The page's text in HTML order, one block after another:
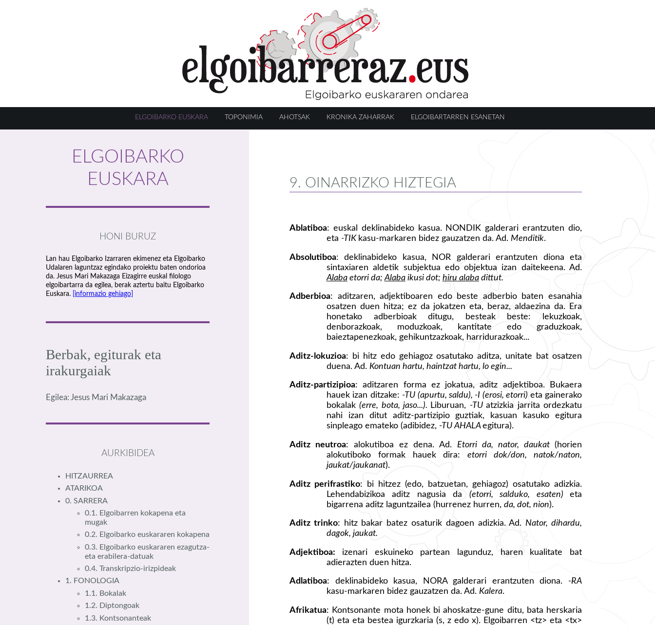
ELGOIBARKO EUSKARA TOPONIMIA AHOTSAK KRONIKA ZAHARRAK ELGOIBARTARREN ESANETAN
ELGOIBARKO
EUSKARA
HONI BURUZ
Lan hau Elgoibarko Izarraren ekimenez eta Elgoibarko
Udalaren laguntzaz egindako proiektu baten ondorioa
da. Jesus Mari Makazaga Eizagirre euskal filologo
elgoibartarra da egilea, berak aztertu baitu Elgoibarko
Euskara. [informazio gehiago]
Berbak, egiturak eta
irakurgaiak
Egilea: Jesus Mari Makazaga
AURKIBIDEA
HITZAURREA
ATARIKOA
0. SARRERA
0.1. Elgoibarren kokapena eta
mugak
0.2. Elgoibarko euskararen kokapena
0.3. Elgoibarko euskararen ezagutza-
eta erabilera-datuak
0.4. Transkripzio-irizpideak
1. FONOLOGIA
1.1. Bokalak
1.2. Diptongoak
1.3. Kontsonanteak
9. OINARRIZKO HIZTEGIA
Ablatiboa: euskal deklinabideko kasua. NONDIK galderari erantzuten dio,
eta -TIK kasu-markaren bidez gauzatzen da. Ad. Menditik.
Absolutiboa: deklinabideko kasua, NOR galderari erantzuten diona eta
sintaxiaren aldetik subjektua edo objektua izan daitekeena. Ad.
Alabaetorri da; Alabaikusi dot; hiru alabadittut.
Adberbioa: aditzaren, adjektiboaren edo beste adberbio baten esanahia
osatzen duen hitza; ez da jokatzen eta, beraz, aldaezina da. Era
honetako adberbioak ditugu, besteak beste: lekuzkoak,
denborazkoak, moduzkoak, kantitate edo graduzkoak,
baieztapenezkoak, gehikuntzazkoak, harridurazkoak...
Aditz-lokuzioa: bi hitz edo gehiagoz osatutako aditza, unitate bat osatzen
duena. Ad. Kontuan hartu, haintzat hartu, lo egin...
Aditz-partizipioa: aditzaren forma ez jokatua, aditz adjektiboa. Bukaera
hauek izan ditzake: -TU (apurtu, saldu), -I (erosi, etorri)eta gainerako
bokalak(erre, bota, jaso...). Liburuan, -TUatzizkia jarrita ordezkatu
nahi izan ditut aditz-partizipio guztiak, kasuan kasuko egitura
sinpleago emateko (adibidez, -TU AHALAegitura).
Aditz neutroa: alokutiboa ez dena. Ad. Etorri da, nator, daukat(horien
alokutiboko formak hauek dira:etorri dok/don, natok/naton,
jaukat/jaukanat).
Aditz perifrastiko: bi hitzez (edo, batzuetan, gehiagoz) osatutako adizkia.
Lehendabizikoa aditz nagusia da (etorri, salduko, esaten)eta
bigarrena aditz laguntzailea (hurrenez hurren, da, dot, nion).
Aditz trinko: hitz bakar batez osaturik dagoen adizkia. Ad. Nator, dihardu,
dagok, jaukat.
Adjektiboa: izenari eskuineko partean lagunduz, haren kualitate bat
adierazten duen hitza.
Adlatiboa: deklinabideko kasua, NORA galderari erantzuten diona. -RA
kasu-markaren bidez gauzatzen da. Ad. Kalera.
Afrikatua: Kontsonante mota honek bi ahoskatze-gune ditu, bata herskaria
(t) eta eta bestea igurzkaria (s, z edo x). Elgoibarren <tz> eta <tx>